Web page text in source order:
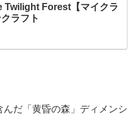
Twilight Forest【マイクラ
ラフト
だ「黄昏の森」ディメンシ